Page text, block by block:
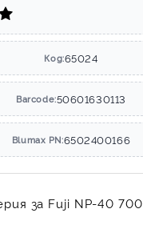
Код:65024
Barcode:50601630113
Blumax PN:6502400166
за Fuji NP-40